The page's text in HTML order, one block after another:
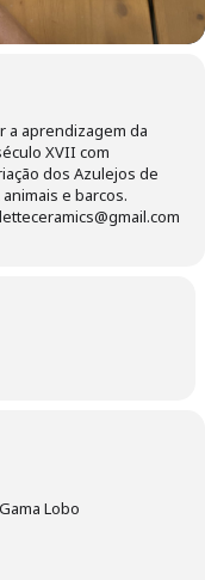
aprendizagem da
XVII com
dos Azulejos de
e barcos.
Lobo